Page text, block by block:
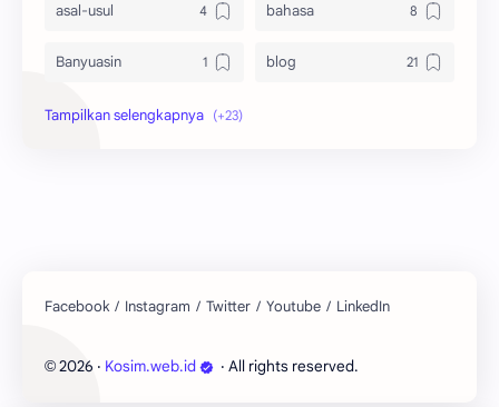
asal-usul bahasa
Banyuasin blog
bola
kutai barat lain-lain
lingkungan mobile
© 2026 ‧ Kosim.web.id ‧ All rights reserved.